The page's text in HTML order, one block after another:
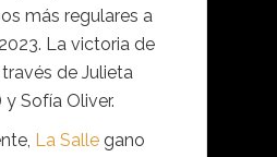
más regulares a
La victoria de
través de Julieta
y Sofía Oliver.
La Salle gano